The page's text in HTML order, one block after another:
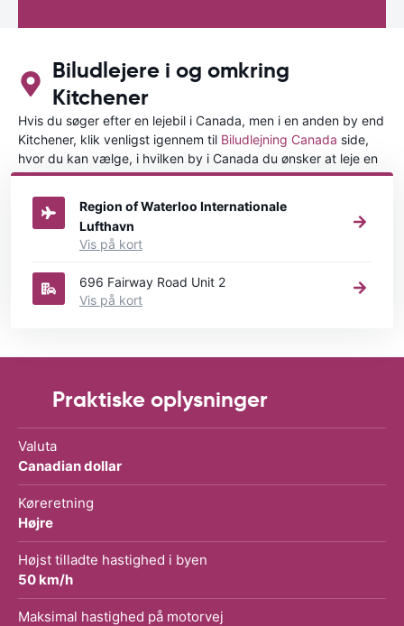
Biludlejere i og omkring
Kitchener
Hvis du søger efter en lejebil i Canada, men i en anden by end
Kitchener, klik venligst igennem til Biludlejning Canada side,
hvor du kan vælge, i hvilken by i Canada du ønsker at leje en
bil.
Region of Waterloo Internationale
Lufthavn
Vis på kort
696 Fairway Road Unit 2
Vis på kort
Praktiske oplysninger
Valuta
Canadian dollar
Køreretning
Højre
Højst tilladte hastighed i byen
50 km/h
Maksimal hastighed på motorvej